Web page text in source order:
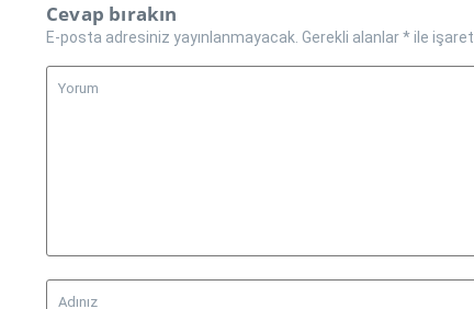
Cevap bırakın
E-posta adresiniz yayınlanmayacak. Gerekli alanlar*ile